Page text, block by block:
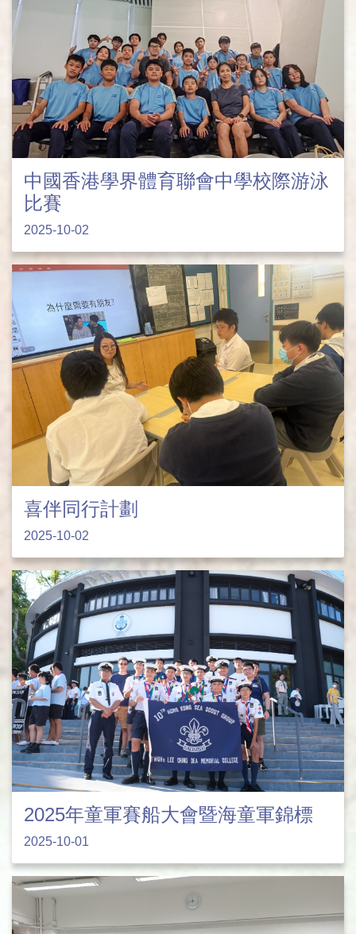
中國香港學界體育聯會中學校際游泳
比賽
2025-10-02
喜伴同行計劃
2025-10-02
2025年童軍賽船大會暨海童軍錦標
2025-10-01